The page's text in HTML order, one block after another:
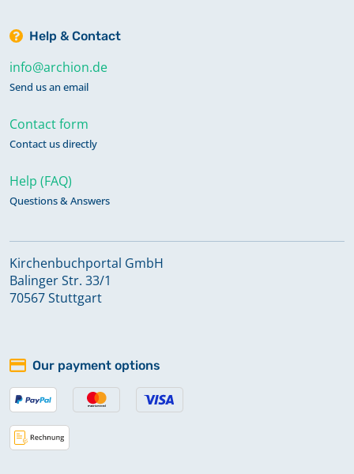
Zivilstandsregister Beerdigungen,
Geburten 1812
Zivilstandsregister Geburten,
Beerdigungen 1814
Zivilstandsregister Geburten,
Help & Contact
info@archion.de
Send us an email
Contact form
Contact us directly
Help (FAQ)
Questions & Answers
Kirchenbuchportal GmbH
Balinger Str. 33/1
70567 Stuttgart
Our payment options